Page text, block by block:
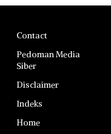
Contact
Pedoman Media
Siber
Disclaimer
Indeks
Home